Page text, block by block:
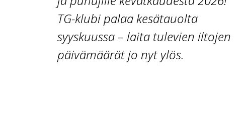
TG-klubi palaa kesätauolta
syyskuussa – laita tulevien iltojen
päivämäärät jo nyt ylös.